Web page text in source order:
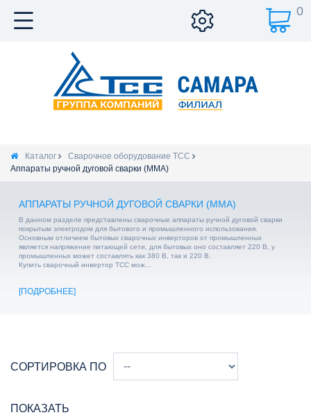
0
Каталог
Сварочное оборудование ТСС
Аппараты ручной дуговой сварки (MMA)
АППАРАТЫ РУЧНОЙ ДУГОВОЙ СВАРКИ (MMA)
В данном разделе представлены сварочные аппараты ручной дуговой сварки
покрытым электродом для бытового и промышленного использования.
Основным отличием бытовых сварочных инверторов от промышленных
является напряжение питающей сети, для бытовых оно составляет 220 В, у
промышленных может составлять как 380 В, так и 220 В.
Купить сварочный инвертор ТСС мож...
ПОДРОБНЕЕ
СОРТИРОВКА ПО
ПОКАЗАТЬ